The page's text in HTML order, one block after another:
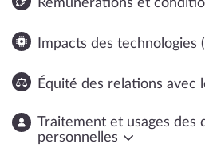
Rémunérations et
Impacts des technologies
Équité des relations avec
Traitement et usages des
personnelles